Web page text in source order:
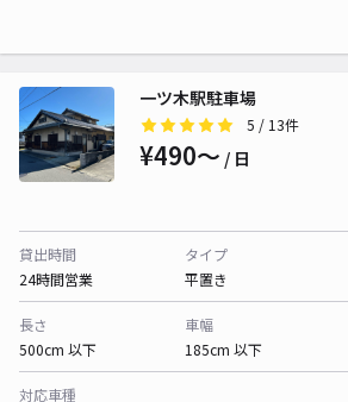
一ツ木駅駐車場
5 / 13件
¥490〜 / 日
貸出時間
24時間営業
タイプ
平置き
長さ
500cm 以下
車幅
185cm 以下
対応車種